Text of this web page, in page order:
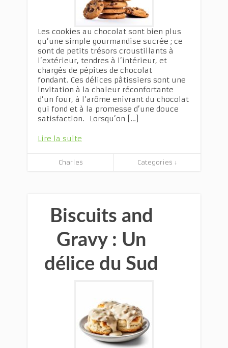
Les cookies au chocolat sont bien plus
qu’une simple gourmandise sucrée ; ce
sont de petits trésors croustillants à
l’extérieur, tendres à l’intérieur, et
chargés de pépites de chocolat
fondant. Ces délices pâtissiers sont une
invitation à la chaleur réconfortante
d’un four, à l’arôme enivrant du chocolat
qui fond et à la promesse d’une douce
satisfaction. Lorsqu’on […]
Lire la suite
Charles Categories ↓
Biscuits and
Gravy : Un
délice du Sud